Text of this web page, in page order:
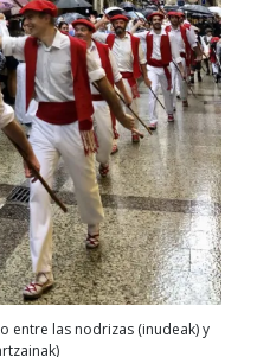
entre las nodrizas (inudeak) y